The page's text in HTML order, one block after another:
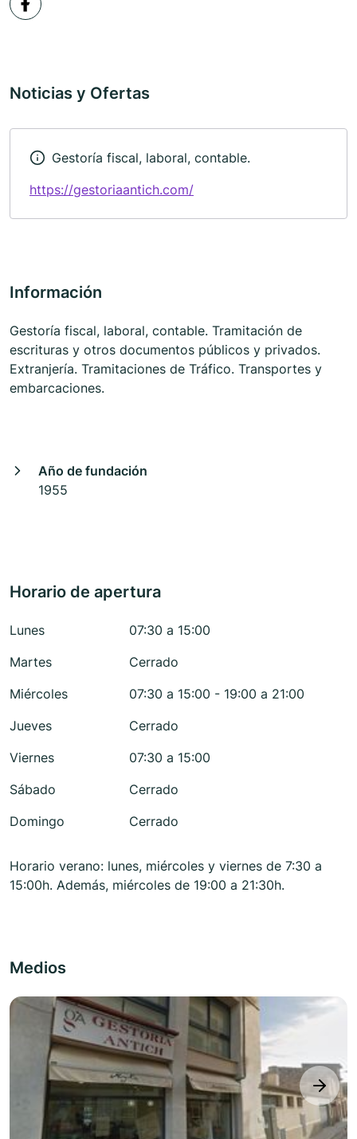
Noticias y Ofertas
Gestoría fiscal, laboral, contable.
https://gestoriaantich.com/
Información
Gestoría fiscal, laboral, contable. Tramitación de
escrituras y otros documentos públicos y privados.
Extranjería. Tramitaciones de Tráfico. Transportes y
embarcaciones.
Año de fundación
1955
Horario de apertura
Lunes
07:30 a 15:00
Martes
Cerrado
Miércoles
07:30 a 15:00 - 19:00 a 21:00
Jueves
Cerrado
Viernes
07:30 a 15:00
Sábado
Cerrado
Domingo
Cerrado
Horario verano: lunes, miércoles y viernes de 7:30 a
15:00h. Además, miércoles de 19:00 a 21:30h.
Medios
next